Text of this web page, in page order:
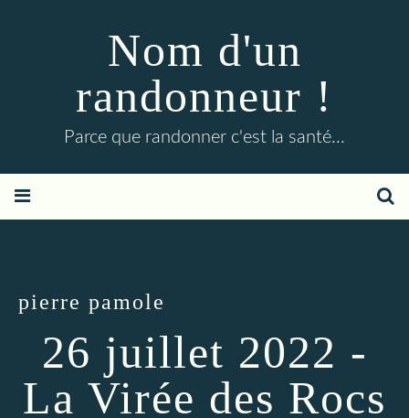
Nom d'un
randonneur !
Parce que randonner c'est la santé...
pierre pamole
26 juillet 2022 -
La Virée des Rocs